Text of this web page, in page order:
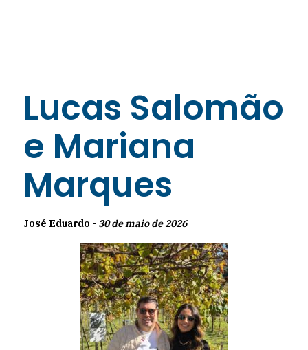
Lucas Salomão
e Mariana
Marques
José Eduardo - 30 de maio de 2026